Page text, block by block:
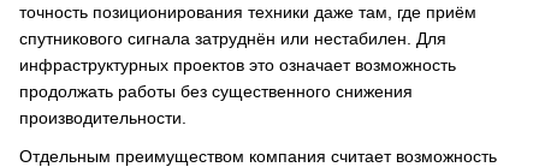
точность позиционирования техники даже там, где приём
спутникового сигнала затруднён или нестабилен. Для
инфраструктурных проектов это означает возможность
продолжать работы без существенного снижения
производительности.
Отдельным преимуществом компания считает возможность